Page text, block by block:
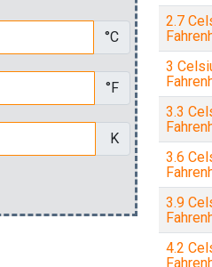
°C
°F
K
2.7
3
3.3
3.6
3.9
4.2